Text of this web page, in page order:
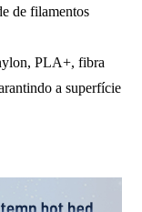
de filamentos
PLA+, fibra
a superfície